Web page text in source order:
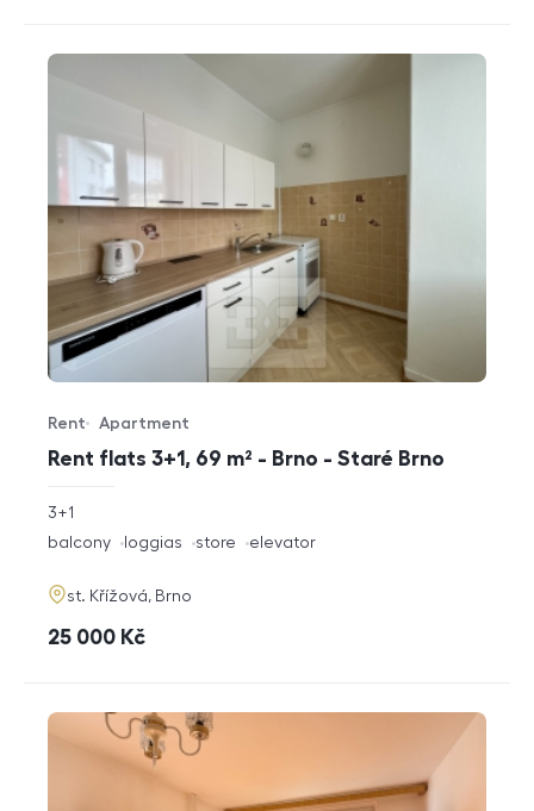
Rent flats 3+1, 69 m² - Brno - Staré Brno
Offer type
Rent
Property type
Apartment
rozměry
3+1
funkce
balcony loggias store elevator
adresa
st. Křížová, Brno
cena
25 000 Kč